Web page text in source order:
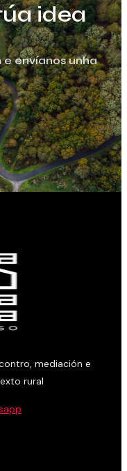
idea
envíanos unha
mediación e
rural